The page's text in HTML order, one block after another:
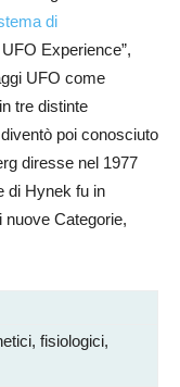
di
Experience”,
UFO come
tre distinte
poi conosciuto
diresse nel 1977
di Hynek fu in
nuove Categorie,
fisiologici,